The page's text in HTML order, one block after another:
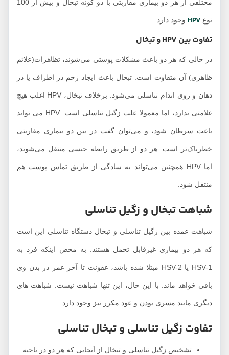
مختلفی از هر دو بیماری مقاربتی با دو گونه تبخال و بیش از 100
HPV وجود دارد.
تفاوت بین HPV و تبخال
در حالی که هر دو باعث مشکلات پوستی می‌شوند، تظاهرات(علائم
ظاهری) آن متفاوت است. تبخال باعث ایجاد زخم در اطراف یا در
دهان و روی اندام تناسلی می‌شود. برخلاف تبخال، HPV اغلب هیچ
علامتی ندارد، اما معمولا علت زگیل تناسلی است. HPV می تواند
باعث سرطان شود، و می‌توان گفت در بین دو بیماری مقاربتی
خطرناک‌تر است. هر دو از طریق رابطه جنسی منتقل می‌شوند،
اما HPV همچنین می‌تواند به سادگی از طریق تماس پوست هم
منتقل شود.
شباهت تبخال و زگیل تناسلی
شباهت عمده بین زگیل تناسلی و تبخال دستگاه تناسلی این است
که هر دو بیماری غیرقابل تحمل هستند. به محض اینکه فرد به
HSV-1 یا HSV-2 مبتلا شده باشد، عفونت تا آخر عمر در بدن وی
باقی خواهد ماند. با این حال، این تنها شباهت نیست. شباهت های
دیگری مانند مسری بودن و عود مکرر نیز وجود دارد.
تفاوت زگیل تناسلی و تبخال تناسلی
تشخیص زگیل تناسلی و تبخال از آنجایی که هر دو در ناحیه